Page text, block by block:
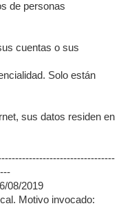
de personas
cuentas o sus
Solo están
sus datos residen en
08/2019
Motivo invocado: